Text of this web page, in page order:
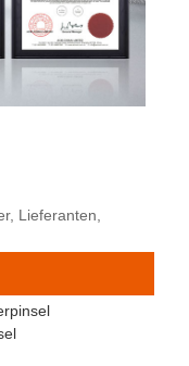
Lieferanten,